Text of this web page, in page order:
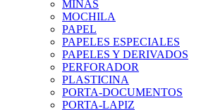
MINAS
MOCHILA
PAPEL
PAPELES ESPECIALES
PAPELES Y DERIVADOS
PERFORADOR
PLASTICINA
PORTA-DOCUMENTOS
PORTA-LAPIZ